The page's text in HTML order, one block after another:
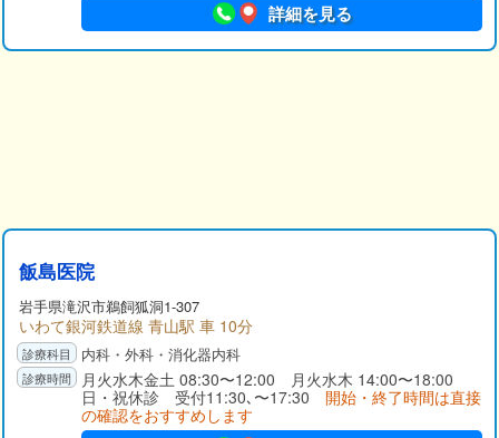
詳細を見る
飯島医院
岩手県滝沢市鵜飼狐洞1-307
いわて銀河鉄道線 青山駅 車 10分
内科・外科・消化器内科
月火水木金土 08:30〜12:00 月火水木 14:00〜18:00
日・祝休診 受付11:30､〜17:30 開始・終了時間は直接
の確認をおすすめします